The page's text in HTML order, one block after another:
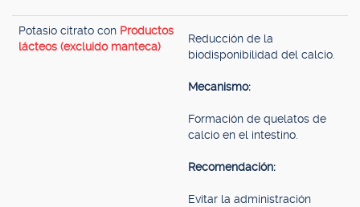
Potasio citrato con Productos
lácteos (excluido manteca)
Reducción de la
biodisponibilidad del calcio.
Mecanismo:
Formación de quelatos de
calcio en el intestino.
Recomendación:
Evitar la administración